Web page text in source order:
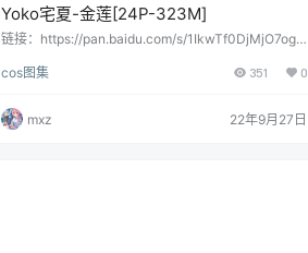
Yoko宅夏-金莲[24P-323M]
链接：https://pan.baidu.com/s/1IkwTf0DjMjO7og
cos图集
351 0
mxz 22年9月27日